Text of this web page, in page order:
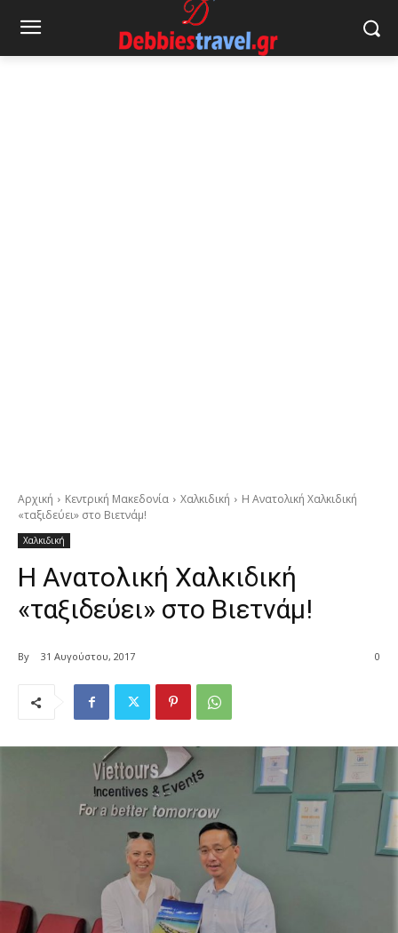
Αρχική Κεντρική Μακεδονία Χαλκιδική
Η Ανατολική Χαλκιδική
«ταξιδεύει» στο Βιετνάμ!
Χαλκιδική
Η Ανατολική Χαλκιδική
«ταξιδεύει» στο Βιετνάμ!
By 31 Αυγούστου, 2017 0